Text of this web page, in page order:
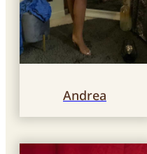
Andrea